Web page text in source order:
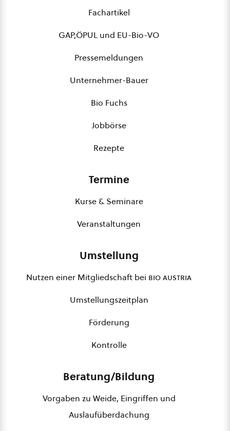
Fachartikel
GAP,ÖPUL und EU-Bio-VO
Pressemeldungen
Unternehmer-Bauer
Bio Fuchs
Jobbörse
Rezepte
Termine
Kurse & Seminare
Veranstaltungen
Umstellung
Nutzen einer Mitgliedschaft bei bio austria
Umstellungszeitplan
Förderung
Kontrolle
Beratung/Bildung
Vorgaben zu Weide, Eingriffen und
Auslaufüberdachung